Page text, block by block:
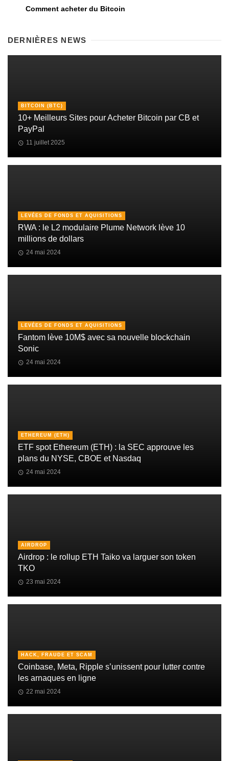
Comment acheter du Bitcoin
DERNIÈRES NEWS
BITCOIN (BTC)
10+ Meilleurs Sites pour Acheter Bitcoin par CB et
PayPal
11 juillet 2025
LEVÉES DE FONDS ET AQUISITIONS
RWA : le L2 modulaire Plume Network lève 10
millions de dollars
24 mai 2024
LEVÉES DE FONDS ET AQUISITIONS
Fantom lève 10M$ avec sa nouvelle blockchain
Sonic
24 mai 2024
ETHEREUM (ETH)
ETF spot Ethereum (ETH) : la SEC approuve les
plans du NYSE, CBOE et Nasdaq
24 mai 2024
AIRDROP
Airdrop : le rollup ETH Taiko va larguer son token
TKO
23 mai 2024
HACK, FRAUDE ET SCAM
Coinbase, Meta, Ripple s’unissent pour lutter contre
les arnaques en ligne
22 mai 2024